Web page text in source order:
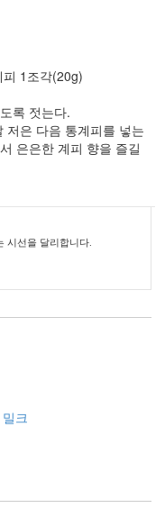
1조각(20g)
록 젓는다.
저은 다음 통계피를 넣는
은은한 계피 향을 즐길
시선을 달리합니다.
크